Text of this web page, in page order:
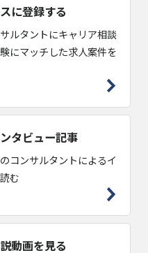
に登録する
ルタントにキャリア相談
にマッチした求人案件を
タビュー記事
コンサルタントによるイ
む
動画を見る